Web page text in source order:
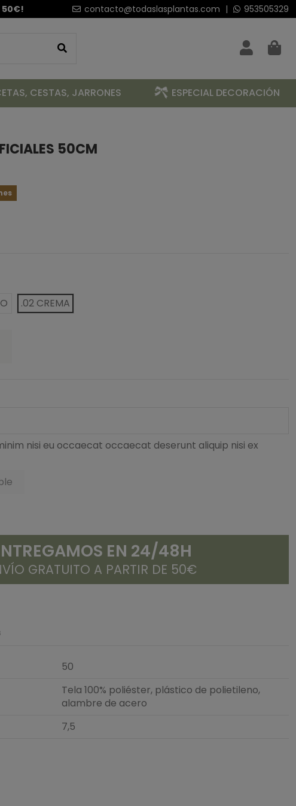
50€! contacto@todaslasplantas.com | 953505329
CESTAS, JARRONES ESPECIAL DECORACIÓN
50CM
.02 CREMA
nisi eu occaecat occaecat deserunt aliquip nisi ex
EN 24/48H
GRATUITO A PARTIR DE 50€
50
Tela 100% poliéster, plástico de polietileno,
alambre de acero
7,5